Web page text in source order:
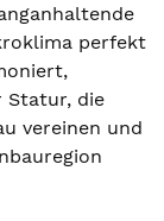
perfekt
Statur, die
vereinen und